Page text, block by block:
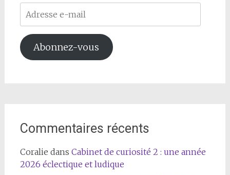
Adresse
e-
mail
Abonnez-vous
Commentaires récents
Coralie dans Cabinet de curiosité 2 : une année
2026 éclectique et ludique